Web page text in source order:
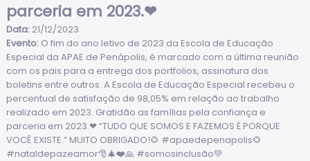
parceria em 2023.❤
Data:21/12/2023
Evento:O fim do ano letivo de 2023 da Escola de Educação
Especial da APAE de Penápolis, é marcado com a última reunião
com os pais para a entrega dos portfolios, assinatura dos
boletins entre outros. A Escola de Educação Especial recebeu o
percentual de satisfação de 98,05% em relação ao trabalho
realizado em 2023. Gratidão as famílias pela confiança e
parceria em 2023.❤ “TUDO QUE SOMOS E FAZEMOS É PORQUE
VOCÊ EXISTE.” MUITO OBRIGADO!🌻 #apaedepenapolis🌻
#nataldepazeamor🎅🎄❤️🙏 #somosinclusão💚